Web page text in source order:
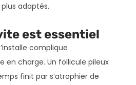
plus adaptés.
est essentiel
complique
en charge. Un follicule pileux
finit par s’atrophier de